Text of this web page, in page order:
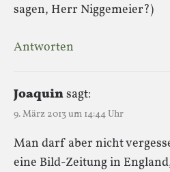
sagen, Herr Niggemeier?)
Antworten
Joaquinsagt:
9. März 2013 um 14:44 Uhr
Man darf aber nicht
eine Bild-Zeitung in